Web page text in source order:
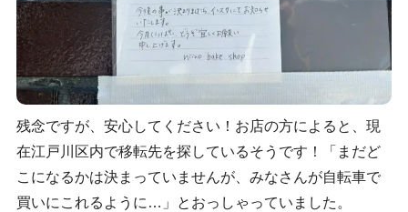
残念ですが、安心してください！お店の方によると、現
在江戸川区内で移転先を探しているそうです！「まだど
こになるかは決まっていませんが、みなさんが自転車で
買いにこれるように…」とおっしゃっていました。